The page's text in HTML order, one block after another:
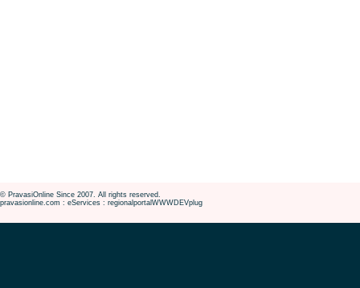
© PravasiOnline Since 2007. All rights reserved.
pravasionline.com : eServices : regionalportalWWWDEVplug